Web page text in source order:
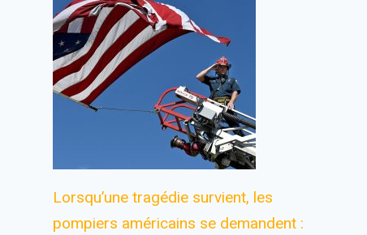
Lorsqu’une tragédie survient, les
pompiers américains se demandent :